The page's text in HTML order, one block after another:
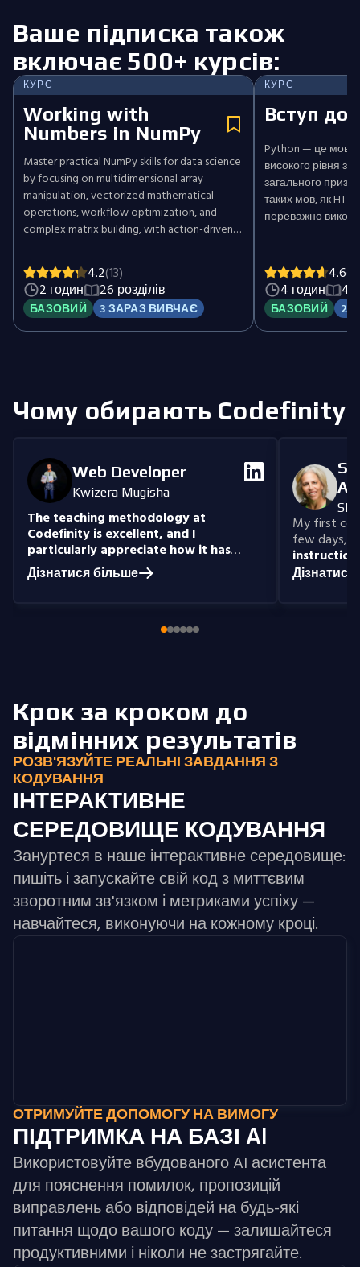
Ваше підписка також
включає 500+ курсів:
КУРС
Working with
Numbers in NumPy
Master practical NumPy skills for data science
by focusing on multidimensional array
manipulation, vectorized mathematical
operations, workflow optimization, and
complex matrix building, with action-driven
4.2(13)
2 годин
26 розділів
БАЗОВИЙ 3 ЗАРАЗ ВИВЧАЄ
КУРС
Вступ до
Python — це мова
високого рівня з
загального
таких мов, як
переважно
багатьох сферах,
програмного
дані та бекенд-
ознайомить вас
Python і надасть
4.6
4 годин
46
БАЗОВИЙ
Чому обирають Codefinity
Web Developer
Kwizera Mugisha
The teaching methodology at
Codefinity is excellent, and I
particularly appreciate how it has
prepared me to handle real-world
coding problems.Currently, I am delving
knowledge I have gained.
Дізнатися більше
My first
few days,
Крок за кроком до
відмінних результатів
РОЗВ'ЯЗУЙТЕ РЕАЛЬНІ ЗАВДАННЯ З
КОДУВАННЯ
ІНТЕРАКТИВНЕ
СЕРЕДОВИЩЕ КОДУВАННЯ
Зануртеся в наше інтерактивне середовище:
пишіть і запускайте свій код з миттєвим
зворотним зв'язком і метриками успіху —
навчайтеся, виконуючи на кожному кроці.
ОТРИМУЙТЕ ДОПОМОГУ НА ВИМОГУ
ПІДТРИМКА НА БАЗІ AI
Використовуйте вбудованого AI асистента
для пояснення помилок, пропозицій
виправлень або відповідей на будь-які
питання щодо вашого коду — залишайтеся
продуктивними і ніколи не застрягайте.